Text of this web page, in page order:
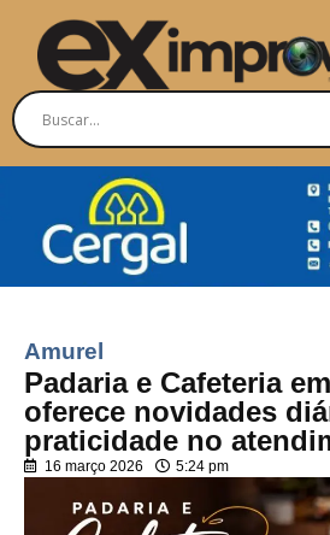
Amurel
Padaria e Cafeteria
oferece novidades
praticidade no
16 março 2026 5:24 pm